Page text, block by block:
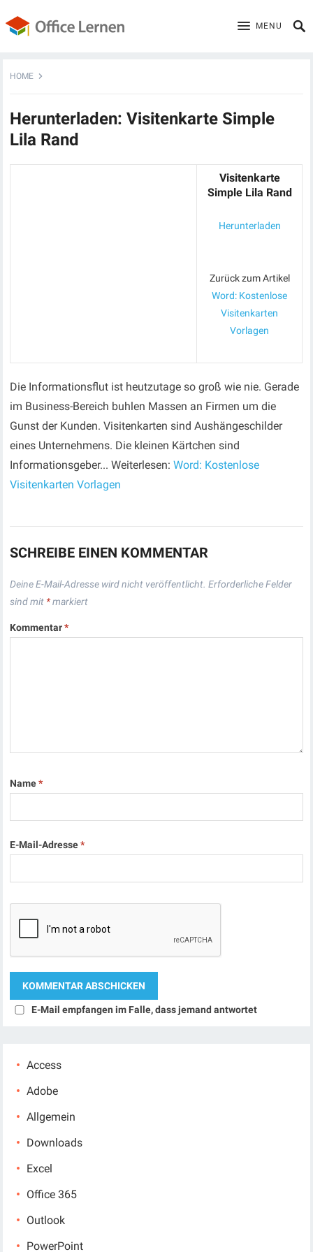
MENU
HOME
Herunterladen: Visitenkarte Simple
Lila Rand
Visitenkarte
Simple Lila Rand
Herunterladen
Zurück zum Artikel
Word: Kostenlose
Visitenkarten
Vorlagen
Die Informationsflut ist heutzutage so groß wie nie. Gerade
im Business-Bereich buhlen Massen an Firmen um die
Gunst der Kunden. Visitenkarten sind Aushängeschilder
eines Unternehmens. Die kleinen Kärtchen sind
Informationsgeber... Weiterlesen:Word: Kostenlose
Visitenkarten Vorlagen
SCHREIBE EINEN KOMMENTAR
Deine E-Mail-Adresse wird nicht veröffentlicht. Erforderliche Felder
sind mit *markiert
Kommentar*
Name*
E-Mail-Adresse*
E-Mail empfangen im Falle, dass jemand antwortet
Access
Adobe
Allgemein
Downloads
Excel
Office 365
Outlook
PowerPoint